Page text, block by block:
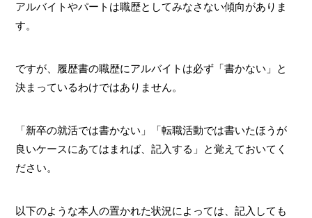
アルバイトやパートは職歴としてみなさない傾向がありま
す。
ですが、履歴書の職歴にアルバイトは必ず「書かない」と
決まっているわけではありません。
「新卒の就活では書かない」「転職活動では書いたほうが
良いケースにあてはまれば、記入する」と覚えておいてく
ださい。
以下のような本人の置かれた状況によっては、記入しても